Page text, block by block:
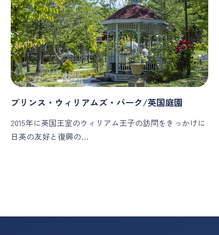
プリンス・ウィリアムズ・パーク/英国庭園
2015年に英国王室のウィリアム王子の訪問をきっかけに
日英の友好と復興の…